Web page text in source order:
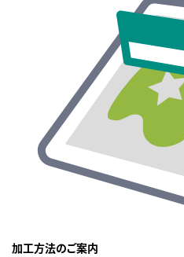
加工方法のご案内